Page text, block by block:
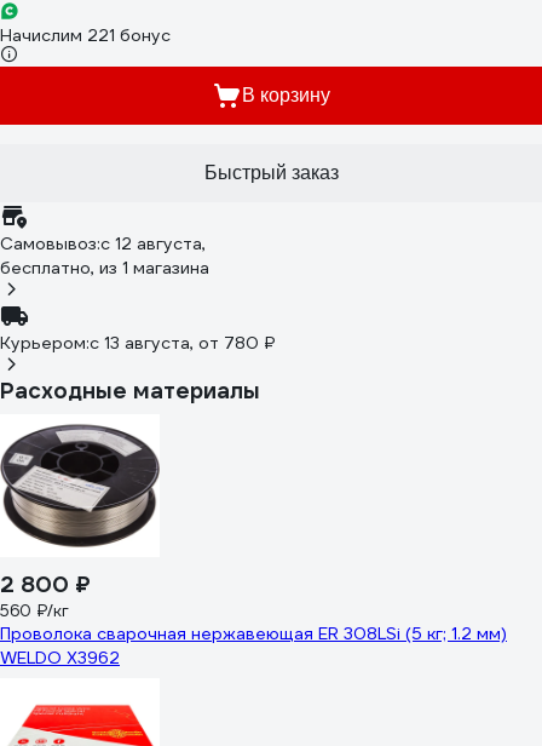
Начислим 221 бонус
В корзину
Быстрый заказ
Самовывоз:c 12 августа,
бесплатно, из 1 магазина
Курьером:c 13 августа, от 780 ₽
Расходные материалы
2 800 ₽
560 ₽/кг
Проволока сварочная нержавеющая ER 308LSi (5 кг; 1.2 мм)
WELDO X3962